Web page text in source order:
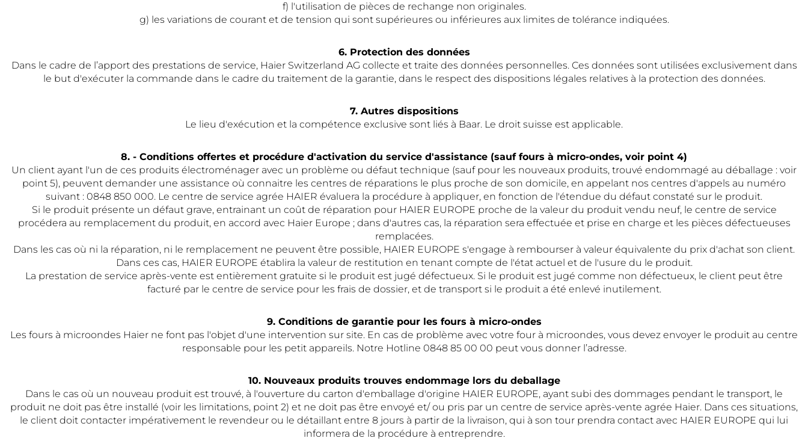
f) l'utilisation de pièces de rechange non originales.
g) les variations de courant et de tension qui sont supérieures ou inférieures aux limites de tolérance indiquées.
6. Protection des données
Dans le cadre de l’apport des prestations de service, Haier Switzerland AG collecte et traite des données personnelles. Ces données sont utilisées exclusivement dans
le but d'exécuter la commande dans le cadre du traitement de la garantie, dans le respect des dispositions légales relatives à la protection des données.
7. Autres dispositions
Le lieu d'exécution et la compétence exclusive sont liés à Baar. Le droit suisse est applicable.
8. - Conditions offertes et procédure d'activation du service d'assistance (sauf fours à micro-ondes, voir point 4)
Un client ayant l'un de ces produits électroménager avec un problème ou défaut technique (sauf pour les nouveaux produits, trouvé endommagé au déballage : voir
point 5), peuvent demander une assistance où connaitre les centres de réparations le plus proche de son domicile, en appelant nos centres d'appels au numéro
suivant : 0848 850 000. Le centre de service agrée HAIER évaluera la procédure à appliquer, en fonction de l'étendue du défaut constaté sur le produit.
Si le produit présente un défaut grave, entrainant un coût de réparation pour HAIER EUROPE proche de la valeur du produit vendu neuf, le centre de service
procédera au remplacement du produit, en accord avec Haier Europe ; dans d'autres cas, la réparation sera effectuée et prise en charge et les pièces défectueuses
remplacées.
Dans les cas où ni la réparation, ni le remplacement ne peuvent être possible, HAIER EUROPE s'engage à rembourser à valeur équivalente du prix d'achat son client.
Dans ces cas, HAIER EUROPE établira la valeur de restitution en tenant compte de l'état actuel et de l'usure du le produit.
La prestation de service après-vente est entièrement gratuite si le produit est jugé défectueux. Si le produit est jugé comme non défectueux, le client peut être
facturé par le centre de service pour les frais de dossier, et de transport si le produit a été enlevé inutilement.
9. Conditions de garantie pour les fours à micro-ondes
Les fours à microondes Haier ne font pas l'objet d'une intervention sur site. En cas de problème avec votre four à microondes, vous devez envoyer le produit au centre
responsable pour les petit appareils. Notre Hotline 0848 85 00 00 peut vous donner l’adresse.
10. Nouveaux produits trouves endommage lors du deballage
Dans le cas où un nouveau produit est trouvé, à l'ouverture du carton d'emballage d'origine HAIER EUROPE, ayant subi des dommages pendant le transport, le
produit ne doit pas être installé (voir les limitations, point 2) et ne doit pas être envoyé et/ ou pris par un centre de service après-vente agrée Haier. Dans ces situations,
le client doit contacter impérativement le revendeur ou le détaillant entre 8 jours à partir de la livraison, qui à son tour prendra contact avec HAIER EUROPE qui lui
informera de la procédure à entreprendre.